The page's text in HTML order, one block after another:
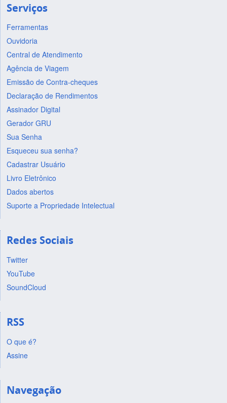
Serviços
Ferramentas
Ouvidoria
Central de Atendimento
Agência de Viagem
Emissão de Contra-cheques
Declaração de Rendimentos
Assinador Digital
Gerador GRU
Sua Senha
Esqueceu sua senha?
Cadastrar Usuário
Livro Eletrônico
Dados abertos
Suporte a Propriedade Intelectual
Redes Sociais
Twitter
YouTube
SoundCloud
RSS
O que é?
Assine
Navegação